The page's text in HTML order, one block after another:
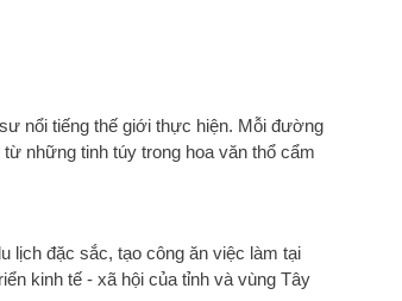
nổi tiếng thế giới thực hiện. Mỗi đường
những tinh túy trong hoa văn thổ cẩm
lịch đặc sắc, tạo công ăn việc làm tại
kinh tế - xã hội của tỉnh và vùng Tây